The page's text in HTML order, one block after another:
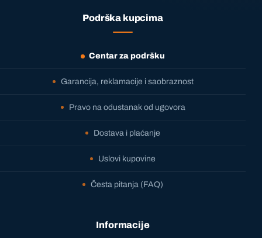
Podrška kupcima
Centar za podršku
Garancija, reklamacije i saobraznost
Pravo na odustanak od ugovora
Dostava i plaćanje
Uslovi kupovine
Česta pitanja (FAQ)
Informacije